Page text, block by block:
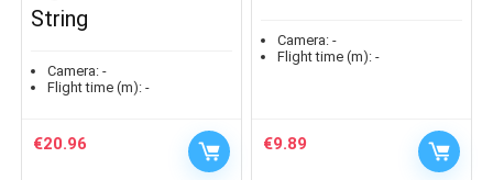
String
Camera: -
Flight time (m): -
€20.96
Camera: -
Flight time (m): -
€9.89